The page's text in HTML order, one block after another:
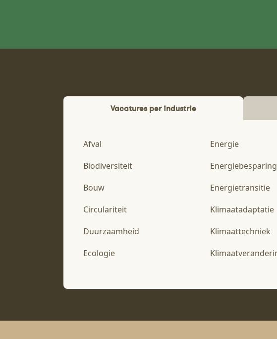
Vacatures per industrie
Afval
Biodiversiteit
Bouw
Circulariteit
Duurzaamheid
Ecologie
Energie
Energiebesparing
Energietransitie
Klimaatadaptatie
Klimaattechniek